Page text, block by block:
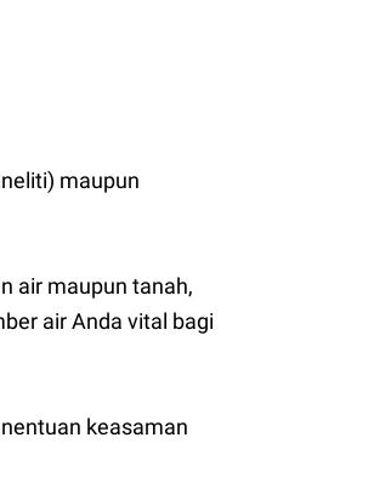
maupun
air maupun tanah,
air Anda vital bagi
keasaman